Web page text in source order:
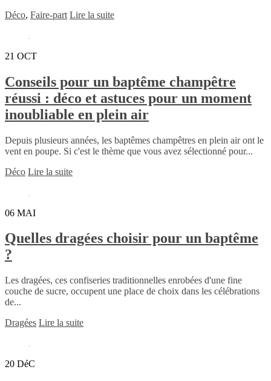
Déco, Faire-part Lire la suite
21 OCT
Conseils pour un baptême champêtre
réussi : déco et astuces pour un moment
inoubliable en plein air
Depuis plusieurs années, les baptêmes champêtres en plein air ont le
vent en poupe. Si c'est le thème que vous avez sélectionné pour...
Déco Lire la suite
06 MAI
Quelles dragées choisir pour un baptême
?
Les dragées, ces confiseries traditionnelles enrobées d'une fine
couche de sucre, occupent une place de choix dans les célébrations
de...
Dragées Lire la suite
20 DéC